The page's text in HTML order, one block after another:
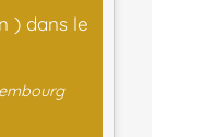
) dans le